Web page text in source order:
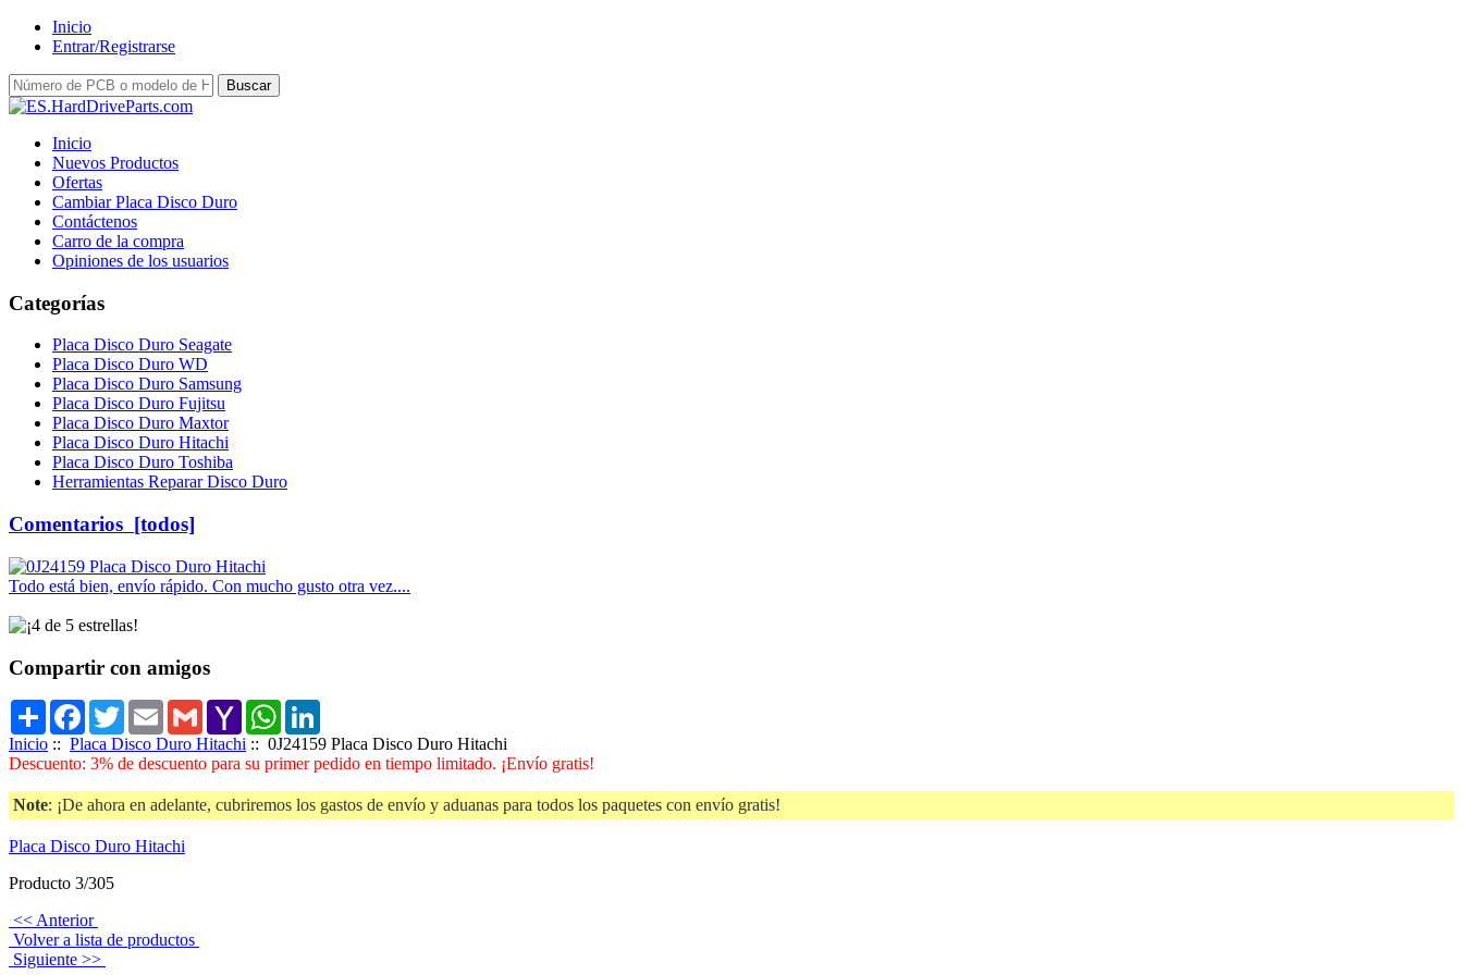
Inicio
Entrar/Registrarse
Inicio
Nuevos Productos
Ofertas
Cambiar Placa Disco Duro
Contáctenos
Carro de la compra
Opiniones de los usuarios
Categorías
Placa Disco Duro Seagate
Placa Disco Duro WD
Placa Disco Duro Samsung
Placa Disco Duro Fujitsu
Placa Disco Duro Maxtor
Placa Disco Duro Hitachi
Placa Disco Duro Toshiba
Herramientas Reparar Disco Duro
Comentarios [todos]
Todo está bien, envío rápido. Con mucho gusto otra vez....
Compartir con amigos
Share Facebook
TwitterEmail Gmail Yahoo
Mail
WhatsApp
Inicio :: Placa Disco Duro Hitachi :: 0J24159 Placa Disco Duro Hitachi
Descuento: 3% de descuento para su primer pedido en tiempo limitado. ¡Envío gratis!
Note: ¡De ahora en adelante, cubriremos los gastos de envío y aduanas para todos los paquetes con envío gratis!
Placa Disco Duro Hitachi
Producto 3/305
<< Anterior
Volver a lista de productos
Siguiente >>